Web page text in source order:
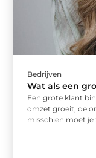
Bedrijven
Wat als een
Een grote klant
omzet groeit, de
misschien moet je